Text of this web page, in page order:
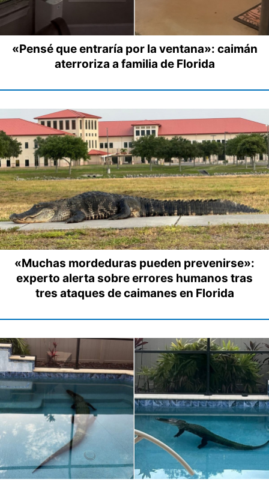
«Pensé que entraría por la ventana»: caimán
aterroriza a familia de Florida
«Muchas mordeduras pueden prevenirse»:
experto alerta sobre errores humanos tras
tres ataques de caimanes en Florida